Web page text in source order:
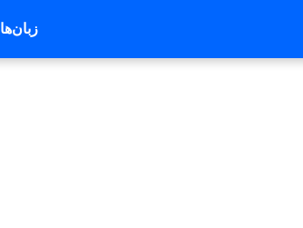
زبان‌ها